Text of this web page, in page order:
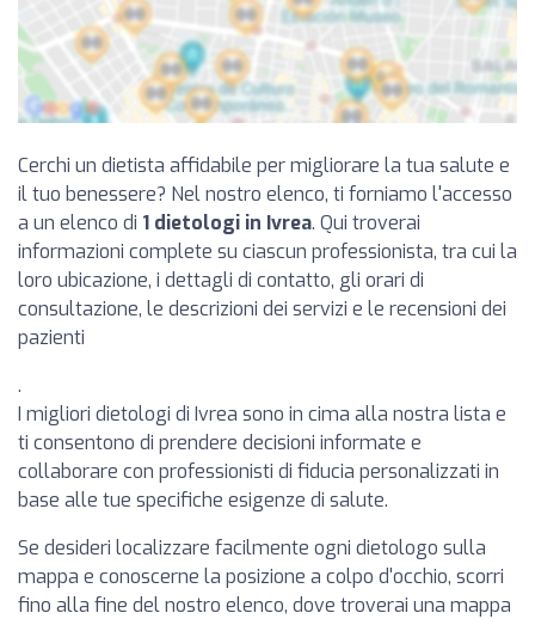
Cerchi un dietista affidabile per migliorare la tua salute e
il tuo benessere? Nel nostro elenco, ti forniamo l'accesso
a un elenco di 1 dietologi in Ivrea. Qui troverai
informazioni complete su ciascun professionista, tra cui la
loro ubicazione, i dettagli di contatto, gli orari di
consultazione, le descrizioni dei servizi e le recensioni dei
pazienti
.
I migliori dietologi di Ivrea sono in cima alla nostra lista e
ti consentono di prendere decisioni informate e
collaborare con professionisti di fiducia personalizzati in
base alle tue specifiche esigenze di salute.
Se desideri localizzare facilmente ogni dietologo sulla
mappa e conoscerne la posizione a colpo d'occhio, scorri
fino alla fine del nostro elenco, dove troverai una mappa